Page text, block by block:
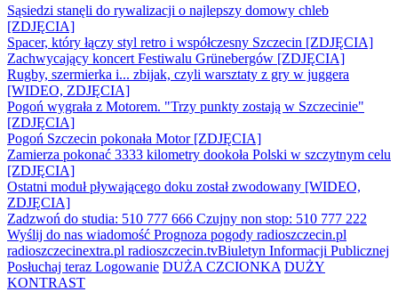
Sąsiedzi stanęli do rywalizacji o najlepszy domowy chleb
[ZDJĘCIA]
Spacer, który łączy styl retro i współczesny Szczecin [ZDJĘCIA]
Zachwycający koncert Festiwalu Grünebergów [ZDJĘCIA]
Rugby, szermierka i... zbijak, czyli warsztaty z gry w juggera
[WIDEO, ZDJĘCIA]
Pogoń wygrała z Motorem. "Trzy punkty zostają w Szczecinie"
[ZDJĘCIA]
Pogoń Szczecin pokonała Motor [ZDJĘCIA]
Zamierza pokonać 3333 kilometry dookoła Polski w szczytnym celu
[ZDJĘCIA]
Ostatni moduł pływającego doku został zwodowany [WIDEO,
ZDJĘCIA]
Zadzwoń do studia: 510 777 666 Czujny non stop: 510 777 222
Wyślij do nas wiadomość Prognoza pogody radioszczecin.pl
radioszczecinextra.pl radioszczecin.tvBiuletyn Informacji Publicznej
Posłuchaj teraz Logowanie DUŻA CZCIONKA DUŻY
KONTRAST